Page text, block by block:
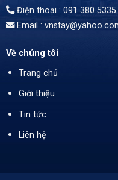
Điện thoại : 091 380 5335
Email :
Về chúng tôi
Trang chủ
Giới thiệu
Tin tức
Liên hệ